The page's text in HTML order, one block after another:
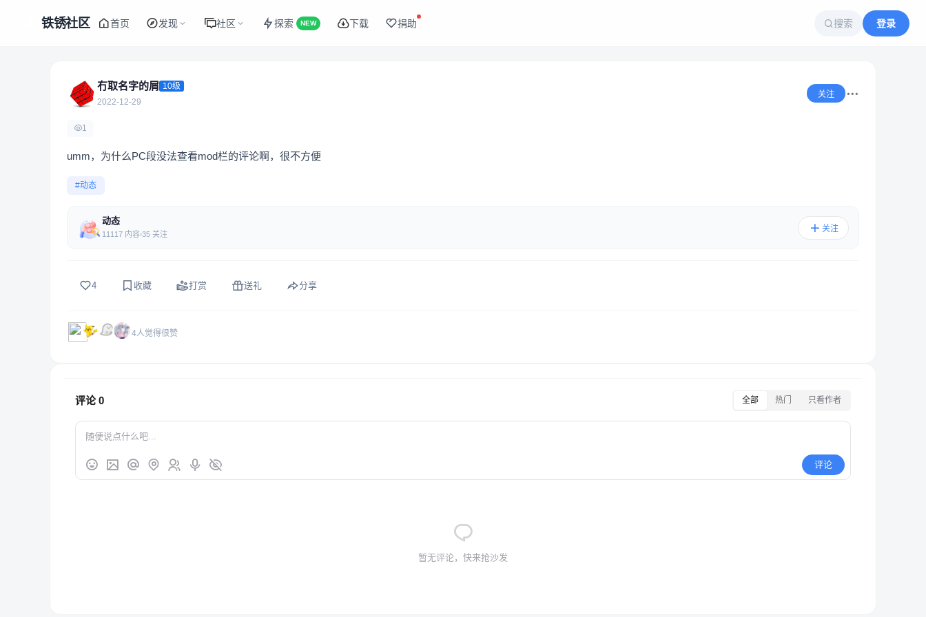
铁锈社区 首页 发现 社区 探索 NEW 下载 捐助 搜索 登录
冇取名字的屑 10级
2022-12-29
关注
1
umm，为什么PC段没法查看mod栏的评论啊，很不方便
#动态
动态
11117 内容 35 关注
关注
4 收藏 打赏 送礼 分享
4人觉得很赞
评论0 全部 热门 只看作者
评论
暂无评论，快来抢沙发